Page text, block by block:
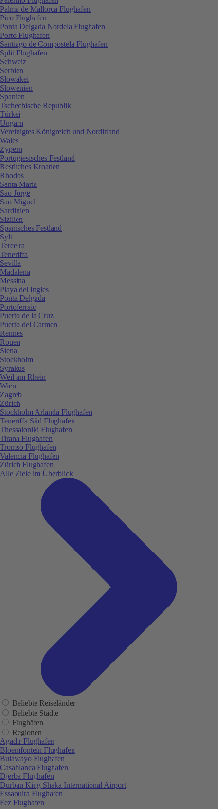
Palma de Mallorca Flughafen
Pico Flughafen
Ponta Delgada Nordela Flughafen
Porto Flughafen
Santiago de Compostela Flughafen
Split Flughafen
Schweiz
Serbien
Slowakei
Slowenien
Spanien
Tschechische Republik
Türkei
Ungarn
Vereinigtes Königreich und Nordirland
Wales
Zypern
Portugiesisches Festland
Restliches Kroatien
Rhodos
Santa Maria
Sao Jorge
Sao Miguel
Sardinien
Sizilien
Spanisches Festland
Sylt
Terceira
Teneriffa
Sevilla
Madalena
Messina
Playa del Ingles
Ponta Delgada
Portoferraio
Puerto de la Cruz
Puerto del Carmen
Rennes
Rouen
Siena
Stockholm
Syrakus
Weil am Rhein
Wien
Zagreb
Zürich
Stockholm Arlanda Flughafen
Teneriffa Süd Flughafen
Thessaloniki Flughafen
Tirana Flughafen
Tromsö Flughafen
Valencia Flughafen
Zürich Flughafen
Alle Ziele im Überblick
Beliebte Reiseländer
Beliebte Städte
Flughäfen
Regionen
Agadir Flughafen
Bloemfontein Flughafen
Bulawayo Flughafen
Casablanca Flughafen
Djerba Flughafen
Durban King Shaka International Airport
Essaouira Flughafen
Fez Flughafen